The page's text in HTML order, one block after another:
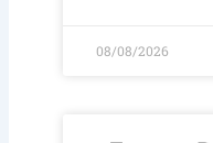
08/08/2026